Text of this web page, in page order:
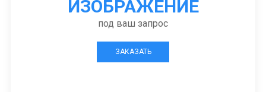
ИЗОБРАЖЕНИЕ
под ваш запрос
ЗАКАЗАТЬ